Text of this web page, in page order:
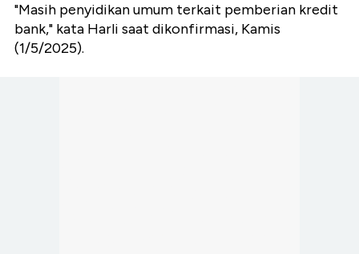
"Masih penyidikan umum terkait pemberian kredit
bank," kata Harli saat dikonfirmasi, Kamis
(1/5/2025).